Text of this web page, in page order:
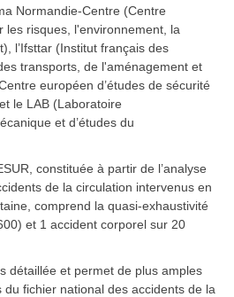
Normandie-Centre (Centre
les risques, l'environnement, la
l’Ifsttar (Institut français des
transports, de l'aménagement et
européen d’études de sécurité
le LAB (Laboratoire
et d’études du
constituée à partir de l’analyse
de la circulation intervenus en
comprend la quasi-exhaustivité
et 1 accident corporel sur 20
détaillée et permet de plus amples
fichier national des accidents de la